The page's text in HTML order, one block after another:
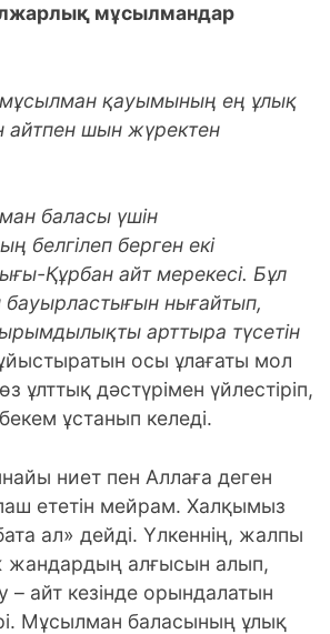
мұсылмандар
мұсылман қауымының ең ұлық
айтпен шын жүректен
баласы үшін
белгілеп берген екі
Құрбан айт мерекесі. Бұл
бауырластығын нығайтып,
арттыра түсетін
осы ұлағаты мол
ұлттық дәстүрімен үйлестіріп,
ұстанып келеді.
ниет пен Аллаға деген
паш ететін мейрам. Халқымыз
ал» дейді. Үлкеннің, жалпы
жандардың алғысын алып,
– айт кезінде орындалатын
Мұсылман баласының ұлық